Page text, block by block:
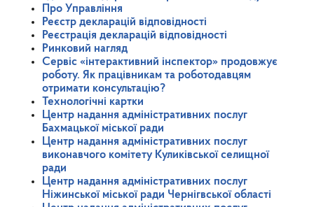
Про Управління
Реєстр декларацій відповідності
Реєстрація декларацій відповідності
Ринковий нагляд
Сервіс «інтерактивний інспектор» продовжує
роботу. Як працівникам та роботодавцям
отримати консультацію?
Технологічні картки
Центр надання адміністративних послуг
Бахмацької міської ради
Центр надання адміністративних послуг
виконавчого комітету Куликівської селищної
ради
Центр надання адміністративних послуг
Ніжинської міської ради Чернігвської області